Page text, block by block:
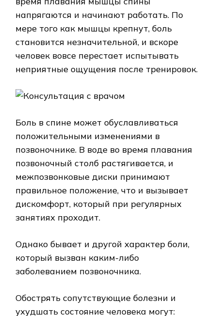
напрягаются и начинают работать. По
мере того как мышцы крепнут, боль
становится незначительной, и вскоре
человек вовсе перестает испытывать
неприятные ощущения после тренировок.
Боль в спине может обуславливаться
положительными изменениями в
позвоночнике. В воде во время плавания
позвоночный столб растягивается, и
межпозвонковые диски принимают
правильное положение, что и вызывает
дискомфорт, который при регулярных
занятиях проходит.
Однако бывает и другой характер боли,
который вызван каким-либо
заболеванием позвоночника.
Обострять сопутствующие болезни и
ухудшать состояние человека могут: